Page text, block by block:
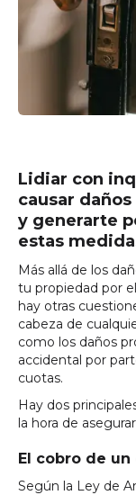
Lidiar con
causar
y generarte
estas
Más allá de los
tu propiedad por
hay otras
cabeza de
como los daños
accidental por
cuotas.
Hay dos
la hora de
El cobro de
Según la Ley de